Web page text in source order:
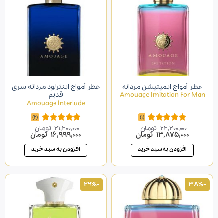
عطر آمواج ایمیتیشن مردانه
Amouage Imitation For Man
امتیاز5.00
از 5
(1)
22,200,000 تومان
قیمت
اصلی
22,200,000 تومان
بود.
13,875,000 تومانقیمت
13,875,000 تومان
است. افزودن به سبد خرید
عطر آمواج اینترلود مردانه سری
قدیم
Amouage Interlude
امتیاز5.00
از 5
(2)
21,200,000 تومان
قیمت
اصلی
21,200,000 تومان
بود.
16,999,000 تومانقیمت
است. افزودن به سبد خرید
-38%
-29%